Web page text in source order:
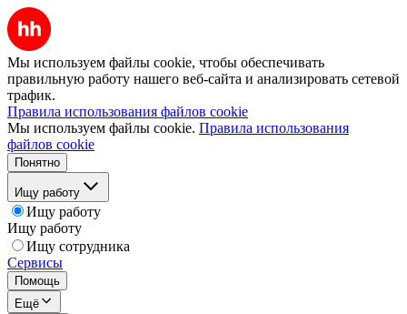
Мы используем файлы cookie, чтобы обеспечивать
правильную работу нашего веб-сайта и анализировать сетевой
трафик.
Правила использования файлов cookie
Мы используем файлы cookie. Правила использования
файлов cookie
Понятно
Ищу работу
Ищу работу
Ищу работу
Ищу сотрудника
Сервисы
Помощь
Ещё